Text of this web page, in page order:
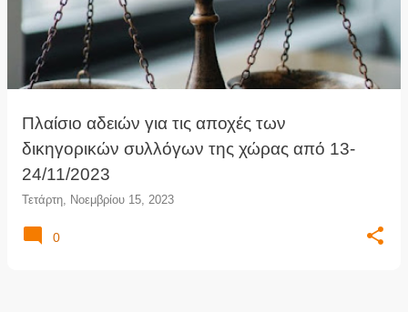
Πλαίσιο αδειών για τις αποχές των
δικηγορικών συλλόγων της χώρας από 13-
24/11/2023
Τετάρτη, Νοεμβρίου 15, 2023
0